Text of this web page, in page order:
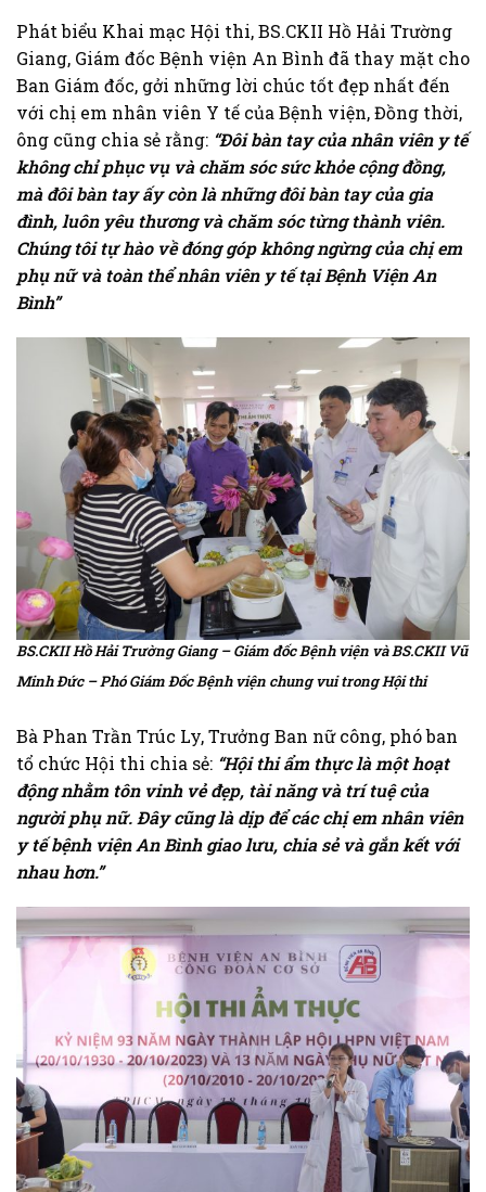
Phát biểu Khai mạc Hội thi, BS.CKII Hồ Hải Trường
Giang, Giám đốc Bệnh viện An Bình đã thay mặt cho
Ban Giám đốc, gởi những lời chúc tốt đẹp nhất đến
với chị em nhân viên Y tế của Bệnh viện, Đồng thời,
ông cũng chia sẻ rằng: “Đôi bàn tay của nhân viên y tế
không chỉ phục vụ và chăm sóc sức khỏe cộng đồng,
mà đôi bàn tay ấy còn là những đôi bàn tay của gia
đình, luôn yêu thương và chăm sóc từng thành viên.
Chúng tôi tự hào về đóng góp không ngừng của chị em
phụ nữ và toàn thể nhân viên y tế tại Bệnh Viện An
Bình”
BS.CKII Hồ Hải Trường Giang – Giám đốc Bệnh viện và BS.CKII Vũ
Minh Đức – Phó Giám Đốc Bệnh viện chung vui trong Hội thi
Bà Phan Trần Trúc Ly, Trưởng Ban nữ công, phó ban
tổ chức Hội thi chia sẻ: “Hội thi ẩm thực là một hoạt
động nhằm tôn vinh vẻ đẹp, tài năng và trí tuệ của
người phụ nữ. Đây cũng là dịp để các chị em nhân viên
y tế bệnh viện An Bình giao lưu, chia sẻ và gắn kết với
nhau hơn.”